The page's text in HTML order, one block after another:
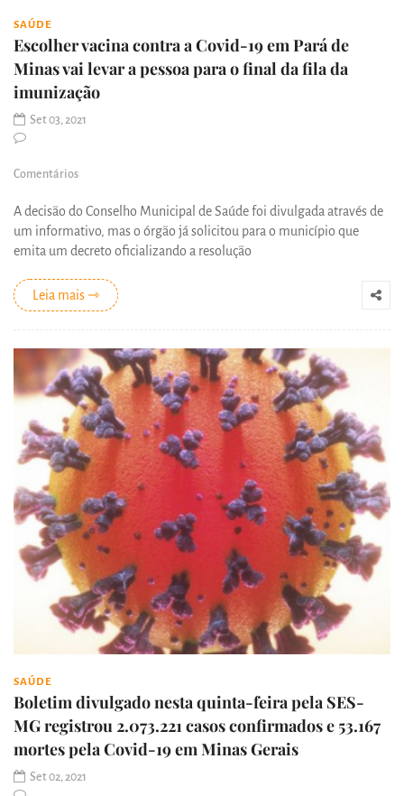
SAÚDE
Escolher vacina contra a Covid-19 em Pará de
Minas vai levar a pessoa para o final da fila da
imunização
Set 03, 2021
Comentários
A decisão do Conselho Municipal de Saúde foi divulgada através de
um informativo, mas o órgão já solicitou para o município que
emita um decreto oficializando a resolução
Leia mais ⇾
SAÚDE
Boletim divulgado nesta quinta-feira pela SES-
MG registrou 2.073.221 casos confirmados e 53.167
mortes pela Covid-19 em Minas Gerais
Set 02, 2021